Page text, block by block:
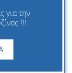
για την
!!!